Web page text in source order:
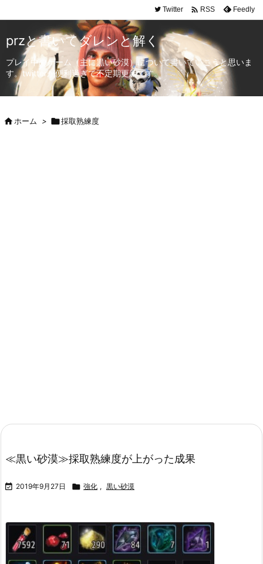
Twitter  RSS Feedly
przと書いてダレンと解く
プレイ中のゲーム（主に黒い砂漠）について書いていこうと思いま
す。twitterが便利過ぎて不定期更新です。
ホーム > 採取熟練度
≪黒い砂漠≫採取熟練度が上がった成果
 2019年9月27日  強化 , 黒い砂漠